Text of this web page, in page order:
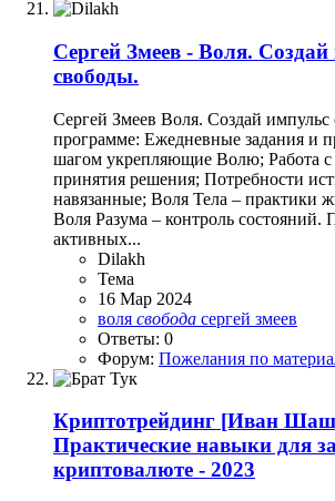
Сергей Змеев - Воля.
свободы.
Сергей Змеев Воля. Создай
программе: Ежедневные задания и
шагом укрепляющие Волю; Работа
принятия решения; Потребности
навязанные; Воля Тела – практики
Воля Разума – контроль состояний.
активных...
Dilakh
Тема
16 Мар 2024
воля свобода сергей змеев
Ответы: 0
Форум: Пожелания по
Криптотрейдинг [Иван
Практические навыки для
криптовалюте - 2023